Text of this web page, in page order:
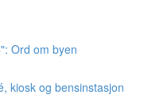
Ord om byen
kiosk og bensinstasjon